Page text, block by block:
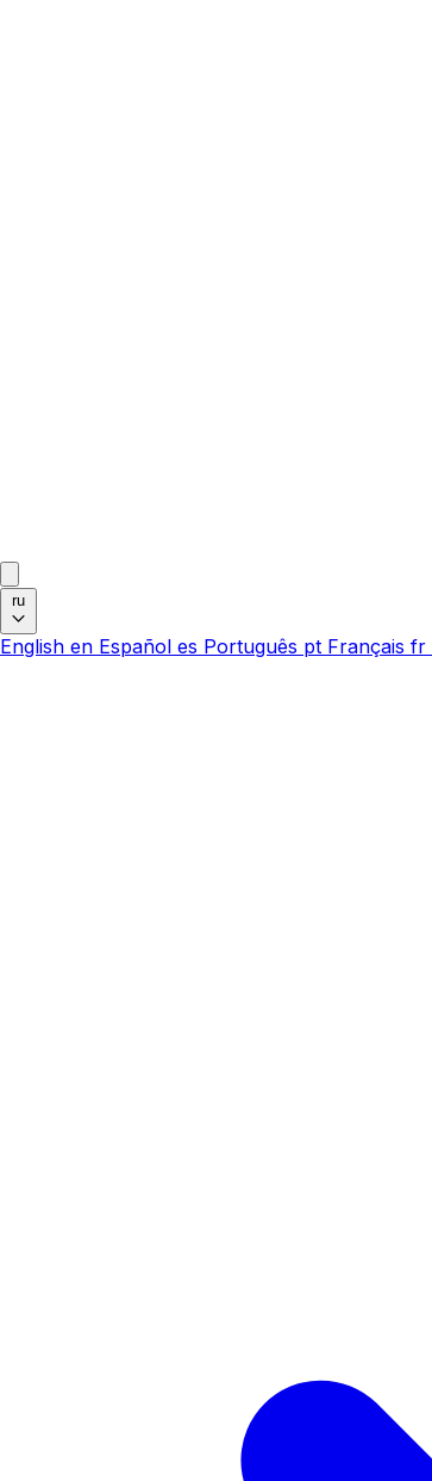
ru
English en Español es Português pt Français fr